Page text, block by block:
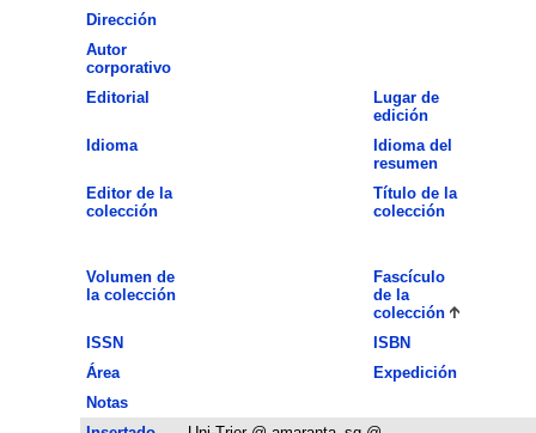
Dirección
Autor
corporativo
Editorial
Lugar de
edición
Idioma
Idioma del
resumen
Editor de la
colección
Título de la
colección
Volumen de
la colección
Fascículo
de la
colección
ISSN
ISBN
Área
Expedición
Notas